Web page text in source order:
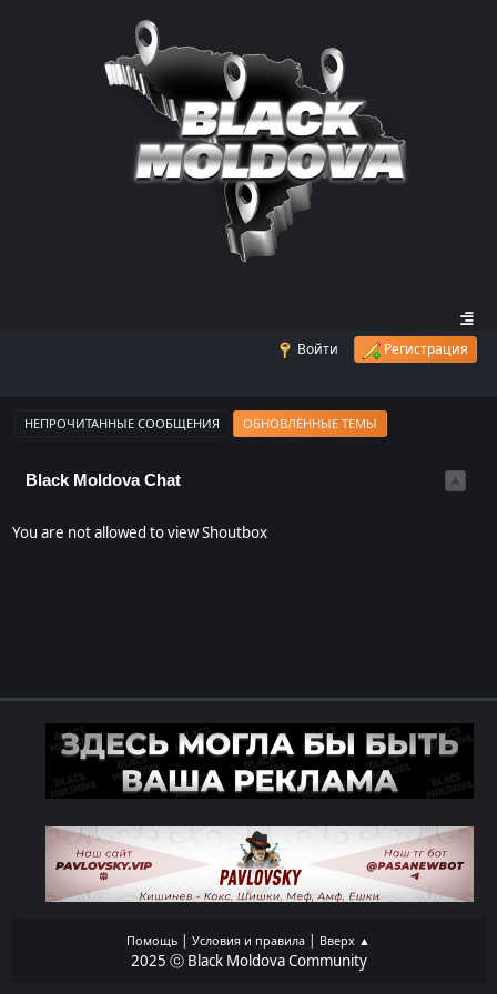
Войти Регистрация
НЕПРОЧИТАННЫЕ СООБЩЕНИЯ ОБНОВЛЁННЫЕ ТЕМЫ
Black Moldova Chat
You are not allowed to view Shoutbox
Помощь | Условия и правила | Вверх ▲
2025 ⓒ Black Moldova Community